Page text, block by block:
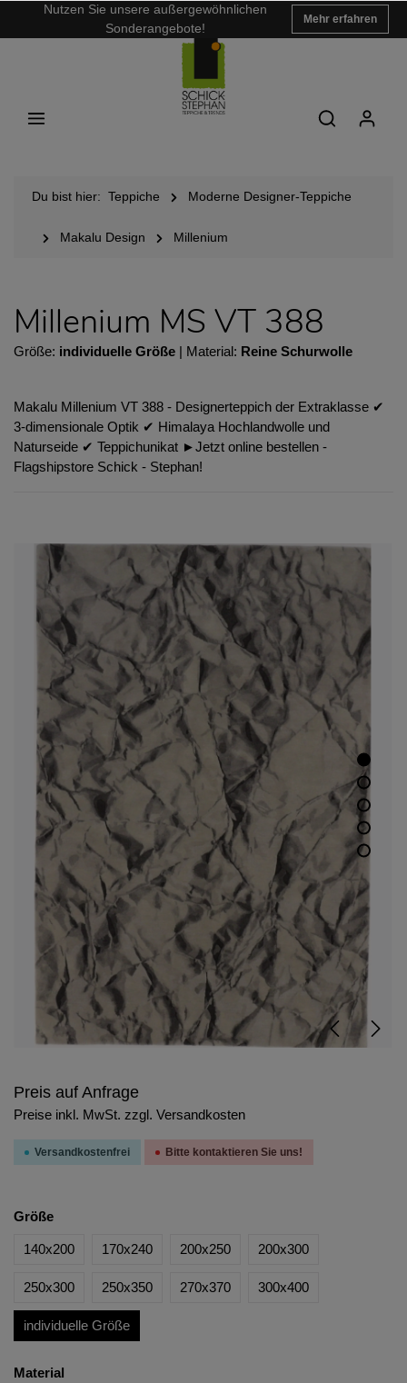
Nutzen Sie unsere außergewöhnlichen
Sonderangebote!
Mehr erfahren
Du bist hier: Teppiche Moderne Designer-Teppiche
Makalu Design Millenium
Millenium MS VT 388
Größe: individuelle Größe | Material: Reine Schurwolle
Makalu Millenium VT 388 - Designerteppich der Extraklasse ✔︎
3-dimensionale Optik ✔︎ Himalaya Hochlandwolle und
Naturseide ✔︎ Teppichunikat ►Jetzt online bestellen -
Flagshipstore Schick - Stephan!
Preis auf Anfrage
Preise inkl. MwSt. zzgl. Versandkosten
Versandkostenfrei Bitte kontaktieren Sie uns!
Größe
140x200 170x240 200x250 200x300
250x300 250x350 270x370 300x400
individuelle Größe
Material